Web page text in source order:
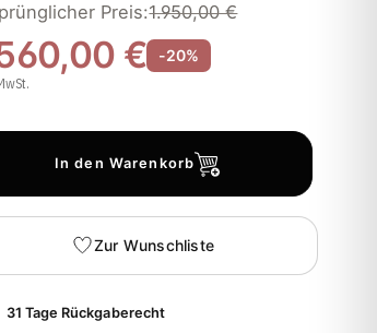
€
Preis:1.950,00 €
-20%
In den Warenkorb
Zur Wunschliste
31 Tage Rückgaberecht